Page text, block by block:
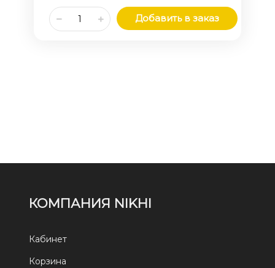
Добавить в заказ
КОМПАНИЯ NIKHI
Кабинет
Корзина